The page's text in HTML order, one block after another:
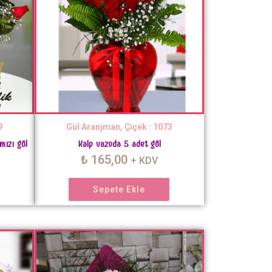
gül
Gül Aranjman, Çiçek : 1073
Kalp vazoda 5 adet gül
₺ 165,00 + KDV
Sepete Ekle